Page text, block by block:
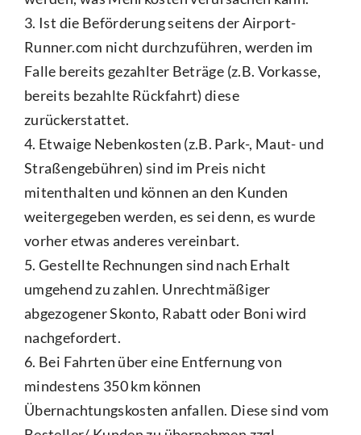
3. Ist die Beförderung seitens der Airport-
Runner.com nicht durchzuführen, werden im
Falle bereits gezahlter Beträge (z.B. Vorkasse,
bereits bezahlte Rückfahrt) diese
zurückerstattet.
4. Etwaige Nebenkosten (z.B. Park-, Maut- und
Straßengebühren) sind im Preis nicht
mitenthalten und können an den Kunden
weitergegeben werden, es sei denn, es wurde
vorher etwas anderes vereinbart.
5. Gestellte Rechnungen sind nach Erhalt
umgehend zu zahlen. Unrechtmäßiger
abgezogener Skonto, Rabatt oder Boni wird
nachgefordert.
6. Bei Fahrten über eine Entfernung von
mindestens 350 km können
Übernachtungskosten anfallen. Diese sind vom